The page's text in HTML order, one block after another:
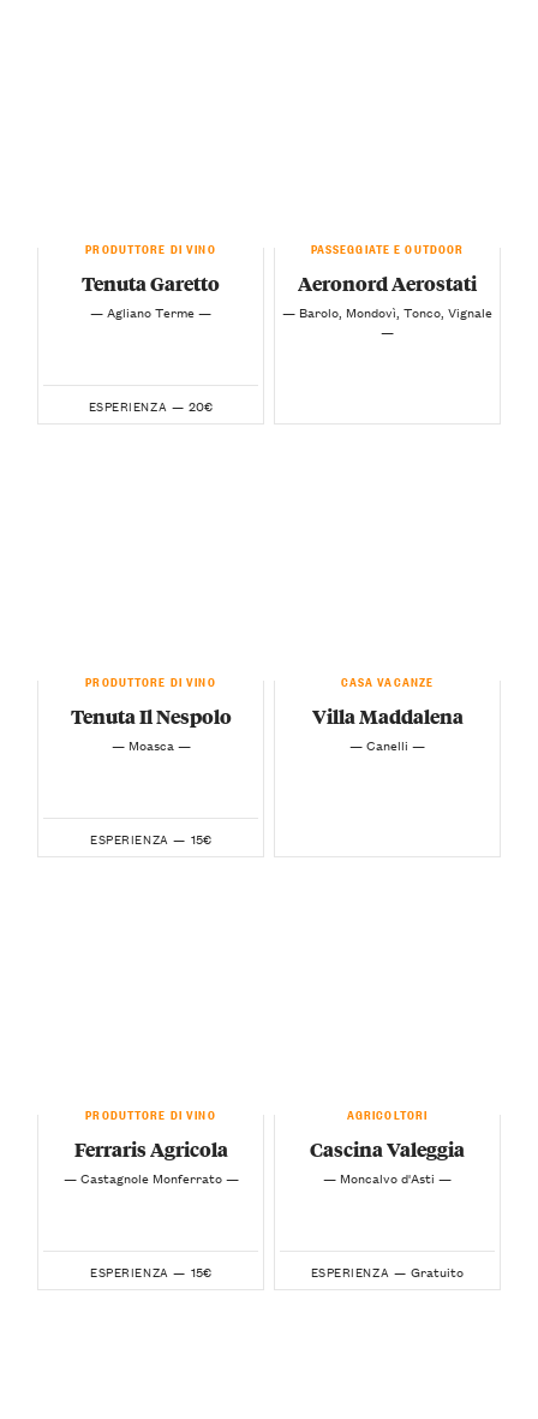
PRODUTTORE DI VINO
Tenuta Garetto
— Agliano Terme —
ESPERIENZA — 20€
PASSEGGIATE E OUTDOOR
Aeronord Aerostati
— Barolo, Mondovì, Tonco, Vignale
—
PRODUTTORE DI VINO
Tenuta Il Nespolo
— Moasca —
ESPERIENZA — 15€
CASA VACANZE
Villa Maddalena
— Canelli —
PRODUTTORE DI VINO
Ferraris Agricola
— Castagnole Monferrato —
ESPERIENZA — 15€
AGRICOLTORI
Cascina Valeggia
— Moncalvo d'Asti —
ESPERIENZA — Gratuito